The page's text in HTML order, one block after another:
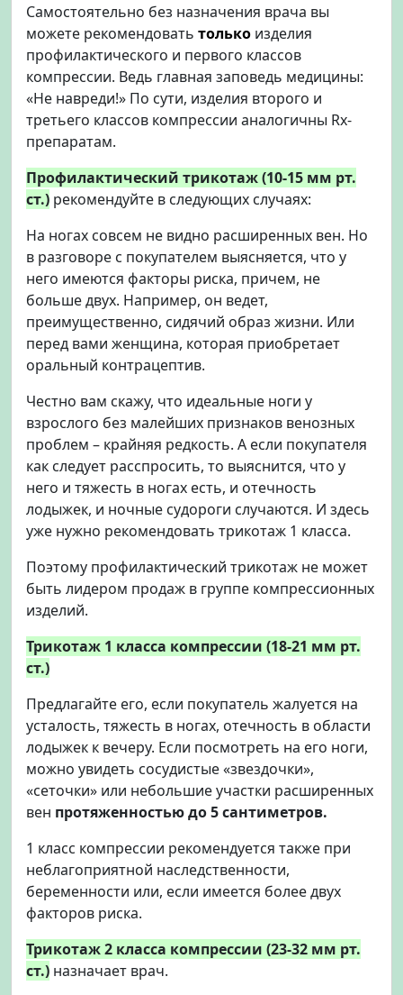
Самостоятельно без назначения врача вы
можете рекомендовать только изделия
профилактического и первого классов
компрессии. Ведь главная заповедь медицины:
«Не навреди!» По сути, изделия второго и
третьего классов компрессии аналогичны Rx-
препаратам.
Профилактический трикотаж (10-15 мм рт.
ст.) рекомендуйте в следующих случаях:
На ногах совсем не видно расширенных вен. Но
в разговоре с покупателем выясняется, что у
него имеются факторы риска, причем, не
больше двух. Например, он ведет,
преимущественно, сидячий образ жизни. Или
перед вами женщина, которая приобретает
оральный контрацептив.
Честно вам скажу, что идеальные ноги у
взрослого без малейших признаков венозных
проблем – крайняя редкость. А если покупателя
как следует расспросить, то выяснится, что у
него и тяжесть в ногах есть, и отечность
лодыжек, и ночные судороги случаются. И здесь
уже нужно рекомендовать трикотаж 1 класса.
Поэтому профилактический трикотаж не может
быть лидером продаж в группе компрессионных
изделий.
Трикотаж 1 класса компрессии (18-21 мм рт.
ст.)
Предлагайте его, если покупатель жалуется на
усталость, тяжесть в ногах, отечность в области
лодыжек к вечеру. Если посмотреть на его ноги,
можно увидеть сосудистые «звездочки»,
«сеточки» или небольшие участки расширенных
вен протяженностью до 5 сантиметров.
1 класс компрессии рекомендуется также при
неблагоприятной наследственности,
беременности или, если имеется более двух
факторов риска.
Трикотаж 2 класса компрессии (23-32 мм рт.
ст.) назначает врач.